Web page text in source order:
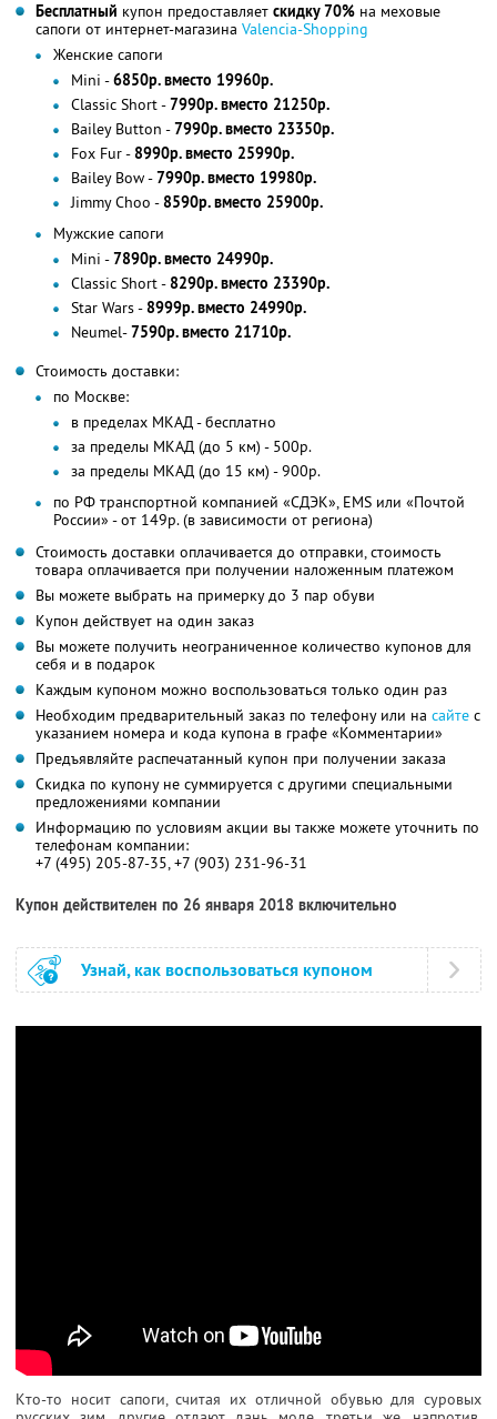
Бесплатный купон предоставляет скидку 70% на меховые
сапоги от интернет-магазина Valencia-Shopping
Женские сапоги
Mini -6850р. вместо 19960р.
Classic Short -7990р. вместо 21250р.
Bailey Button -7990р. вместо 23350р.
Fox Fur - 8990р. вместо 25990р.
Bailey Bow -7990р. вместо 19980р.
Jimmy Choo - 8590р. вместо 25900р.
Мужские сапоги
Mini -7890р. вместо 24990р.
Classic Short - 8290р. вместо 23390р.
Star Wars - 8999р. вместо 24990р.
Neumel-7590р. вместо 21710р.
Стоимость доставки:
по Москве:
в пределах МКАД - бесплатно
за пределы МКАД (до 5 км) - 500р.
за пределы МКАД (до 15 км) - 900р.
по РФ транспортной компанией «СДЭК», EMS или «Почтой
России» - от 149р. (в зависимости от региона)
Стоимость доставки оплачивается до отправки, стоимость
товара оплачивается при получении наложенным платежом
Вы можете выбрать на примерку до 3 пар обуви
Купон действует на один заказ
Вы можете получить неограниченное количество купонов для
себя и в подарок
Каждым купоном можно воспользоваться только один раз
Необходим предварительный заказ по телефону или на сайте с
указанием номера и кода купона в графе «Комментарии»
Предъявляйте распечатанный купон при получении заказа
Скидка по купону не суммируется с другими специальными
предложениями компании
Информацию по условиям акции вы также можете уточнить по
телефонам компании:
+7 (495) 205-87-35, +7 (903) 231-96-31
Купон действителен по 26 января 2018 включительно
Узнай, как воспользоваться купоном
Кто-то носит сапоги, считая их отличной обувью для суровых